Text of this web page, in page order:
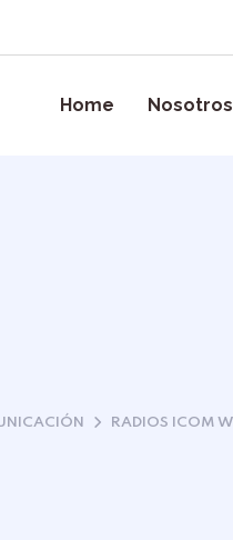
Home Nosotros
RADIOS ICOM